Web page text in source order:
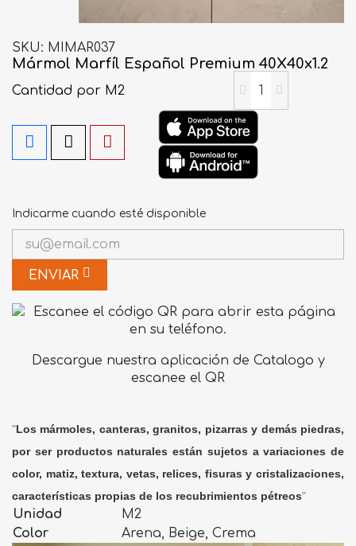
SKU MIMAR037
Mármol Marfíl Español Premium 40X40x1.2
Cantidad por M2
Indicarme cuando esté disponible
ENVIAR
Descargue nuestra aplicación de Catalogo y
escanee el QR
"Los mármoles, canteras, granitos, pizarras y demás piedras,
por ser productos naturales están sujetos a variaciones de
color, matiz, textura, vetas, relices, fisuras y cristalizaciones,
características propias de los recubrimientos pétreos"
Unidad
M2
Color
Arena, Beige, Crema